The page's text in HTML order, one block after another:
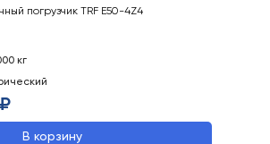
погрузчик TRF E50-4Z4
кг
В корзину